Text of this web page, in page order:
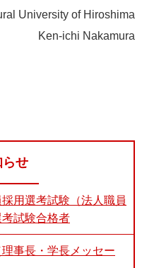
University of Hiroshima
Ken-ichi Nakamura
らせ
用選考試験（法人職員
考試験合格者
事長・学長メッセー